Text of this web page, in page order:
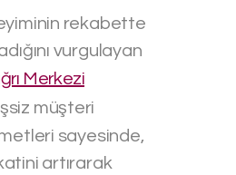
rekabette
vurgulayan
Merkezi
müşteri
sayesinde,
artırarak